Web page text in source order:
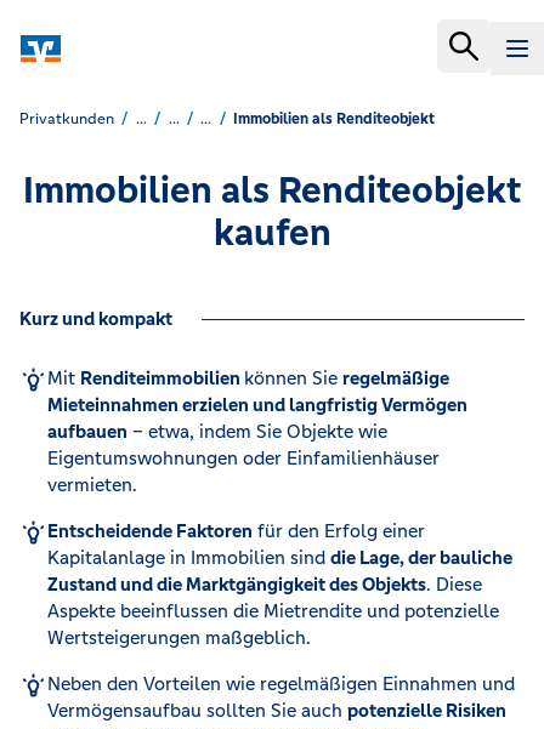
Privatkunden ... ... ... Immobilien als Renditeobjekt
Immobilien als Renditeobjekt
kaufen
Kurz und kompakt
Mit Renditeimmobilien können Sie regelmäßige
Mieteinnahmen erzielen und langfristig Vermögen
aufbauen – etwa, indem Sie Objekte wie
Eigentumswohnungen oder Einfamilienhäuser
vermieten.
Entscheidende Faktoren für den Erfolg einer
Kapitalanlage in Immobilien sind die Lage, der bauliche
Zustand und die Marktgängigkeit des Objekts. Diese
Aspekte beeinflussen die Mietrendite und potenzielle
Wertsteigerungen maßgeblich.
Neben den Vorteilen wie regelmäßigen Einnahmen und
Vermögensaufbau sollten Sie auch potenzielle Risiken